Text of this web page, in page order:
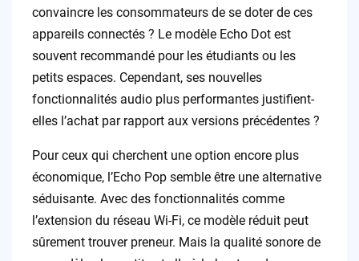
convaincre les consommateurs de se doter de ces
appareils connectés ? Le modèle Echo Dot est
souvent recommandé pour les étudiants ou les
petits espaces. Cependant, ses nouvelles
fonctionnalités audio plus performantes justifient-
elles l’achat par rapport aux versions précédentes ?
Pour ceux qui cherchent une option encore plus
économique, l’Echo Pop semble être une alternative
séduisante. Avec des fonctionnalités comme
l’extension du réseau Wi-Fi, ce modèle réduit peut
sûrement trouver preneur. Mais la qualité sonore de